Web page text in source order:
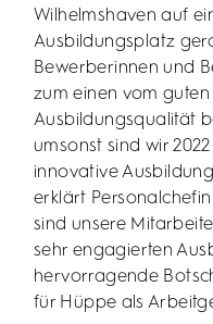
Wilhelmshaven auf
Ausbildungsplatz
Bewerberinnen und
zum einen vom guten
Ausbildungsqualität
umsonst sind wir 2022
innovative
erklärt
sind unsere
sehr engagierten
hervorragende
für Hüppe als